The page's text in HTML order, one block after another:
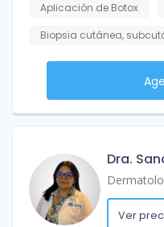
Aplicación de Botox
Biopsia cutánea,
Dra.
Ver